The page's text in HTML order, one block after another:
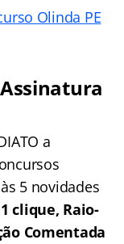
Olinda PE
a
5 novidades
clique, Raio-
Comentada